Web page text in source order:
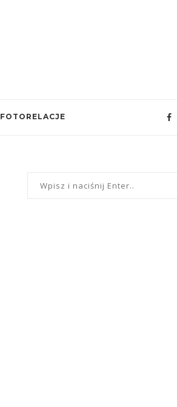
FOTORELACJE